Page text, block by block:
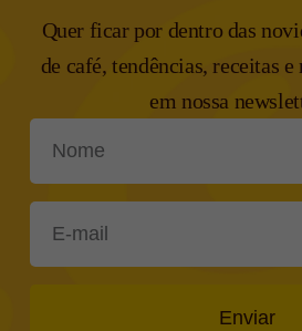
Quer ficar por dentro das
de café, tendências, receitas e
em nossa
Enviar